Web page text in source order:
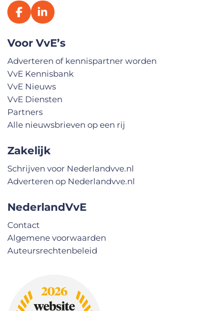
Voor VvE’s
Adverteren of kennispartner worden
VvE Kennisbank
VvE Nieuws
VvE Diensten
Partners
Alle nieuwsbrieven op een rij
Zakelijk
Schrijven voor Nederlandvve.nl
Adverteren op Nederlandvve.nl
NederlandVvE
Contact
Algemene voorwaarden
Auteursrechtenbeleid